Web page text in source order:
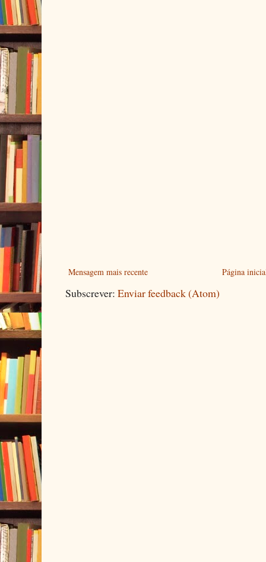
Mensagem mais recente Página
Subscrever: Enviar feedback (Atom)